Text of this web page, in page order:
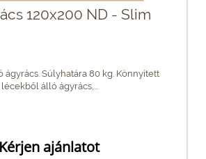
120x200 ND - Slim
ágyrács. Súlyhatára 80 kg. Könnyített
lécekből álló ágyrács,...
Kérjen ajánlatot